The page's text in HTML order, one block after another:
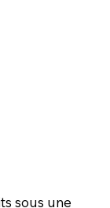
sous une